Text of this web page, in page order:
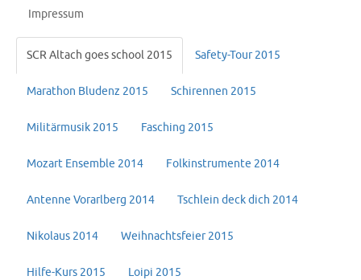
Impressum
SCR Altach goes school 2015 Safety-Tour 2015
Marathon Bludenz 2015 Schirennen 2015
Militärmusik 2015 Fasching 2015
Mozart Ensemble 2014 Folkinstrumente 2014
Antenne Vorarlberg 2014 Tschlein deck dich 2014
Nikolaus 2014 Weihnachtsfeier 2015
Hilfe-Kurs 2015 Loipi 2015